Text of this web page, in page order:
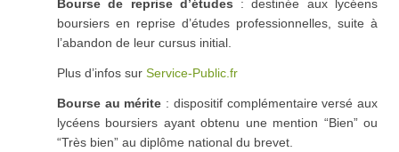
Bourse de reprise d’études : destinée aux lycéens
boursiers en reprise d’études professionnelles, suite à
l’abandon de leur cursus initial.
Plus d’infos sur Service-Public.fr
Bourse au mérite : dispositif complémentaire versé aux
lycéens boursiers ayant obtenu une mention “Bien” ou
“Très bien” au diplôme national du brevet.